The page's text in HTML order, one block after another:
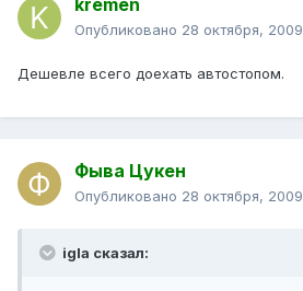
kremen
Опубликовано 28 октября, 2009
Дешевле всего доехать автостопом.
Фыва Цукен
Опубликовано 28 октября, 2009
igla сказал: